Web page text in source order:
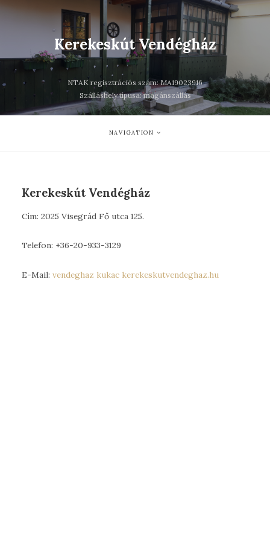
Kerekeskút Vendégház
NTAK regisztrációs szám: MA19023916
Szálláshely típusa: magánszállás
NAVIGATION
Kerekeskút Vendégház
Cím: 2025 Visegrád Fő utca 125.
Telefon: +36-20-933-3129
E-Mail: vendeghaz kukac kerekeskutvendeghaz.hu